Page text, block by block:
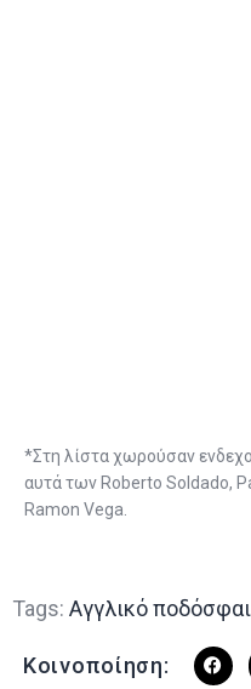
*Στη λίστα χωρούσαν
αυτά των Roberto Soldado,
Ramon Vega.
Tags: Αγγλικό
Κοινοποίηση: